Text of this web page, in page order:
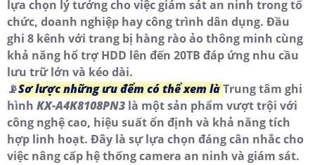
lựa chọn lý tưởng cho việc giám sát an ninh trong tổ
chức, doanh nghiệp hay công trình dân dụng. Đầu
ghi 8 kênh với trang bị hàng rào ảo thông minh cùng
khả năng hổ trợ HDD lên đến 20TB đáp ứng nhu cầu
lưu trữ lớn và kéo dài.
📡Sơ lược những ưu đểm có thể xem làTrung tâm ghi
hình KX-A4K8108PN3 là một sản phẩm vượt trội với
công nghệ cao, hiệu suất ổn định và khả năng tích
hợp linh hoạt. Đây là sự lựa chọn đáng cân nhắc cho
việc nâng cấp hệ thống camera an ninh và giám sát.